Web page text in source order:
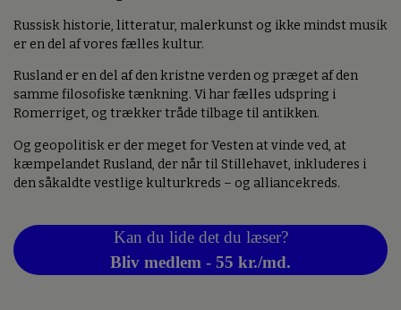
Russisk historie, litteratur, malerkunst og ikke mindst musik
er en del af vores fælles kultur.
Rusland er en del af den kristne verden og præget af den
samme filosofiske tænkning. Vi har fælles udspring i
Romerriget, og trækker tråde tilbage til antikken.
Og geopolitisk er der meget for Vesten at vinde ved, at
kæmpelandet Rusland, der når til Stillehavet, inkluderes i
den såkaldte vestlige kulturkreds – og alliancekreds.
Kan du lide det du læser?
Bliv medlem - 55 kr./md.